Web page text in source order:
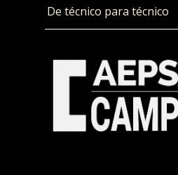
De técnico para técnico